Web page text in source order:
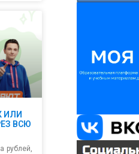
ИЛИ
ВСЮ
рублей,